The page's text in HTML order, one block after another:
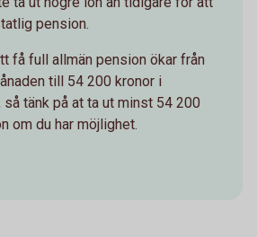
pension.
få full allmän pension ökar från
till 54 200 kronor i
så tänk på at ta ut minst 54 200
om du har möjlighet.